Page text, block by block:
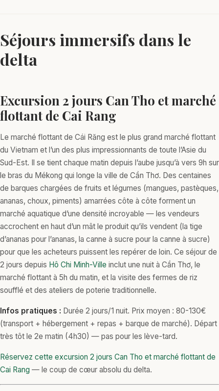
Séjours immersifs dans le
delta
Excursion 2 jours Can Tho et marché
flottant de Cai Rang
Le marché flottant de Cái Răng est le plus grand marché flottant
du Vietnam et l’un des plus impressionnants de toute l’Asie du
Sud-Est. Il se tient chaque matin depuis l’aube jusqu’à vers 9h sur
le bras du Mékong qui longe la ville de Cần Thơ. Des centaines
de barques chargées de fruits et légumes (mangues, pastèques,
ananas, choux, piments) amarrées côte à côte forment un
marché aquatique d’une densité incroyable — les vendeurs
accrochent en haut d’un mât le produit qu’ils vendent (la tige
d’ananas pour l’ananas, la canne à sucre pour la canne à sucre)
pour que les acheteurs puissent les repérer de loin. Ce séjour de
2 jours depuis Hô Chi Minh-Ville inclut une nuit à Cần Thơ, le
marché flottant à 5h du matin, et la visite des fermes de riz
soufflé et des ateliers de poterie traditionnelle.
Infos pratiques : Durée 2 jours/1 nuit. Prix moyen : 80-130€
(transport + hébergement + repas + barque de marché). Départ
très tôt le 2e matin (4h30) — pas pour les lève-tard.
Réservez cette excursion 2 jours Can Tho et marché flottant de
Cai Rang — le coup de cœur absolu du delta.